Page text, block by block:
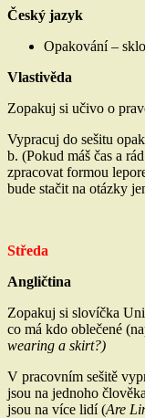
Český jazyk
Opakování –
Vlastivěda
Zopakuj si učivo o
Vypracuj do sešitu
b. (Pokud máš čas a
zpracovat formou
bude stačit na otázky
Středa
Angličtina
Zopakuj si slovíčka
co má kdo oblečené
wearing a skirt?)
V pracovním sešitě
jsou na jednoho
jsou na více lidí (Are